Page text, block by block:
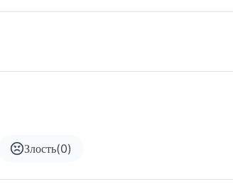
Злость(0)